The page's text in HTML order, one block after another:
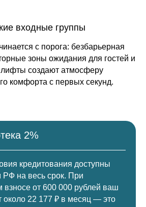
входные группы
с порога: безбарьерная
зоны ожидания для гостей и
создают атмосферу
комфорта с первых секунд.
2%
кредитования доступны
РФ на весь срок. При
взносе от 600 000 рублей ваш
около 22 177 ₽ в месяц — это